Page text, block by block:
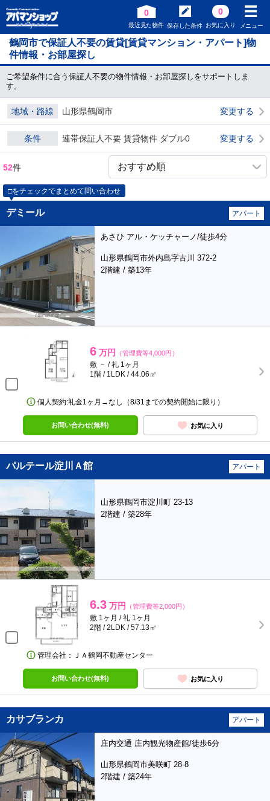
0
最近見た物件 保存した条件
0
お気に入り メニュー
鶴岡市で保証人不要の賃貸[賃貸マンション・アパート]物
件情報・お部屋探し
ご希望条件に合う保証人不要の物件情報・お部屋探しをサポートしま
す。
地域・路線 山形県鶴岡市 変更する
条件 連帯保証人不要 賃貸物件 ダブル0 変更する
52件
□をチェックでまとめて問い合わせ
デミール アパート
あさひ アル・ケッチャーノ/徒歩4分
山形県鶴岡市外内島字古川 372-2
2階建 / 築13年
6 万円 （管理費等4,000円）
敷 － / 礼 1ヶ月
1階 / 1LDK / 44.06㎡
個人契約:礼金1ヶ月→なし（8/31までの契約開始に限り）
お問い合わせ(無料) お気に入り
パルテール淀川Ａ館 アパート
山形県鶴岡市淀川町 23-13
2階建 / 築28年
6.3 万円 （管理費等2,000円）
敷 1ヶ月 / 礼 1ヶ月
2階 / 2LDK / 57.13㎡
管理会社：ＪＡ鶴岡不動産センター
お問い合わせ(無料) お気に入り
カサブランカ アパート
庄内交通 庄内観光物産館/徒歩6分
山形県鶴岡市美咲町 28-8
2階建 / 築24年